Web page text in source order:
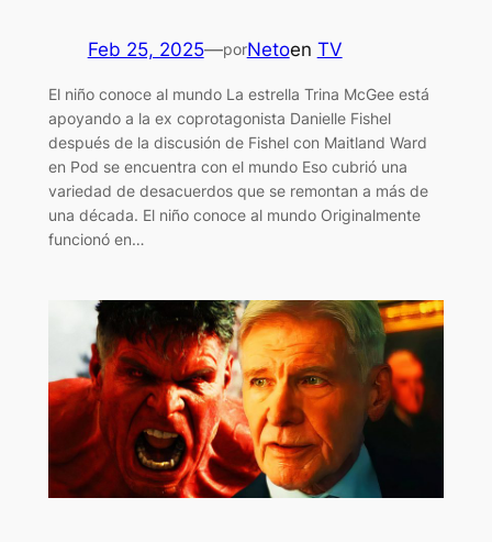
Feb 25, 2025—porNetoen TV
El niño conoce al mundo La estrella Trina McGee está
apoyando a la ex coprotagonista Danielle Fishel
después de la discusión de Fishel con Maitland Ward
en Pod se encuentra con el mundo Eso cubrió una
variedad de desacuerdos que se remontan a más de
una década. El niño conoce al mundo Originalmente
funcionó en…